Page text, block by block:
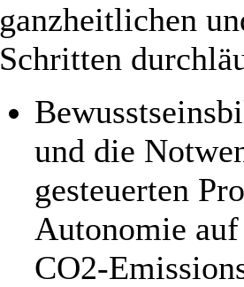
ganzheitlichen
Schritten
und die
gesteuerten
Autonomie auf
CO2-